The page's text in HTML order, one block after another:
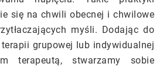
się na chwili obecnej i chwilowe
myśli. Dodając do
grupowej lub indywidualnej
terapeutą, stwarzamy sobie